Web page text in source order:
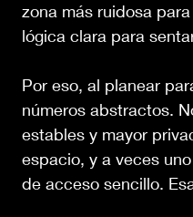
zona más ruidosa
lógica clara para
Por eso, al planear
números abstractos.
estables y mayor
espacio, y a veces
de acceso sencillo.